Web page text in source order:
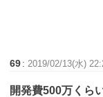
69 : 2019/02/13(水)
開発費500万くら